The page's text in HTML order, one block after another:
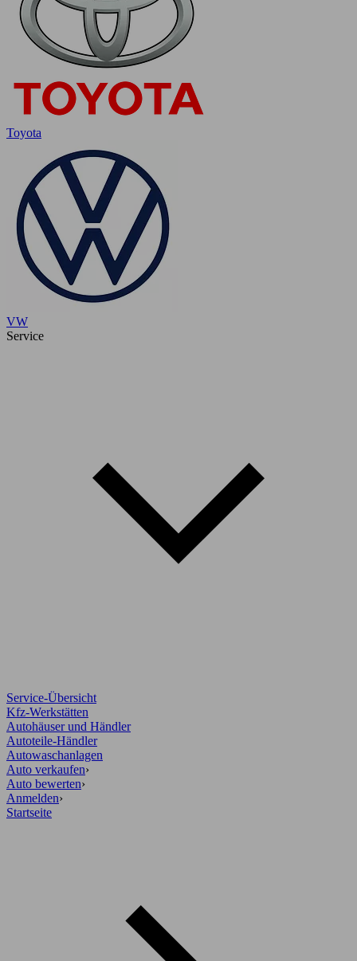
Toyota
VW
Service
Service-Übersicht
Kfz-Werkstätten
Autohäuser und Händler
Autoteile-Händler
Autowaschanlagen
Auto verkaufen›
Auto bewerten›
Anmelden›
Startseite